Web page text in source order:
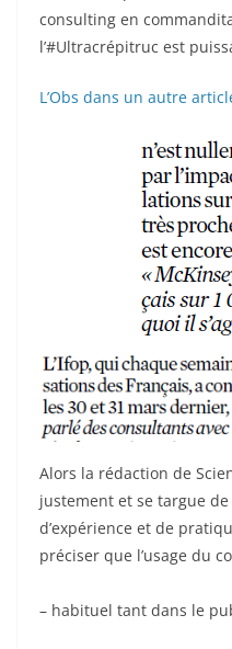
consulting en
l’#Ultracrépitruc est
L’Obs dans un autre
Alors la rédaction de
justement et se targue
d’expérience et de
préciser que l’usage du
– habituel tant dans le